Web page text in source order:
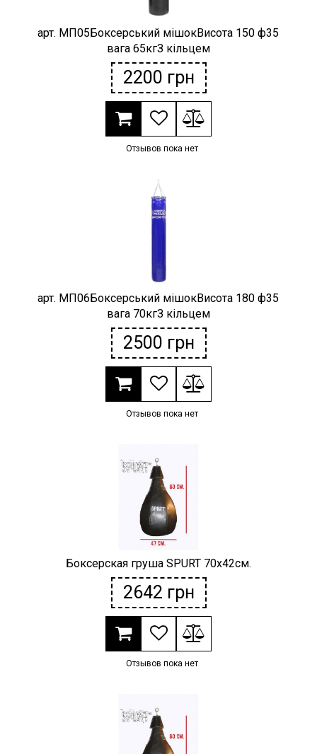
арт. МП05Боксерський мішокВисота 150 ф35
вага 65кгЗ кільцем
2200 грн
Отзывов пока нет
арт. МП06Боксерський мішокВисота 180 ф35
вага 70кгЗ кільцем
2500 грн
Отзывов пока нет
Боксерская груша SPURT 70х42см.
2642 грн
Отзывов пока нет